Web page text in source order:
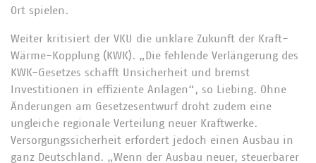
Ort spielen.
Weiter kritisiert der VKU die unklare Zukunft der Kraft-
Wärme-Kopplung (KWK). „Die fehlende Verlängerung des
KWK-Gesetzes schafft Unsicherheit und bremst
Investitionen in effiziente Anlagen“, so Liebing. Ohne
Änderungen am Gesetzesentwurf droht zudem eine
ungleiche regionale Verteilung neuer Kraftwerke.
Versorgungssicherheit erfordert jedoch einen Ausbau in
ganz Deutschland. „Wenn der Ausbau neuer, steuerbarer